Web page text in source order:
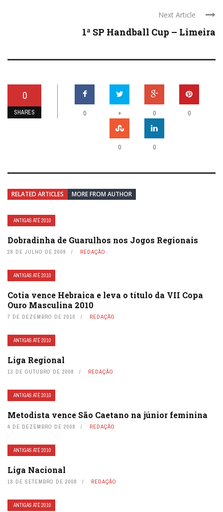
Next Article
1ª SP Handball Cup – Limeira
0
SHARES 0 + 0 0
0 0
RELATED ARTICLES MORE FROM AUTHOR
ANTIGAS ATÉ 2010
Dobradinha de Guarulhos nos Jogos Regionais
28 DE JULHO DE 2009 REDAÇÃO
ANTIGAS ATÉ 2010
Cotia vence Hebraica e leva o título da VII Copa
Ouro Masculina 2010
7 DE DEZEMBRO DE 2010 REDAÇÃO
ANTIGAS ATÉ 2010
Liga Regional
13 DE OUTUBRO DE 2008 REDAÇÃO
ANTIGAS ATÉ 2010
Metodista vence São Caetano na júnior feminina
4 DE DEZEMBRO DE 2008 REDAÇÃO
ANTIGAS ATÉ 2010
Liga Nacional
18 DE SETEMBRO DE 2008 REDAÇÃO
ANTIGAS ATÉ 2010